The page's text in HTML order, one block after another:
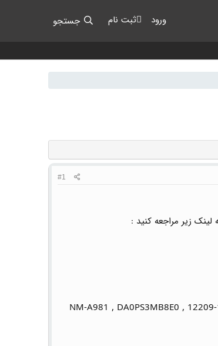
ورود ثبت نام جستجو
#1
زیر مراجعه کنید :